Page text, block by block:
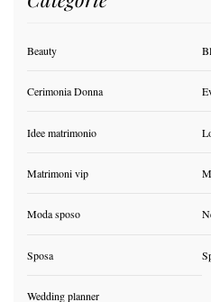
Beauty
Cerimonia Donna
Idee matrimonio
Matrimoni vip
Moda sposo
Sposa
Wedding planner